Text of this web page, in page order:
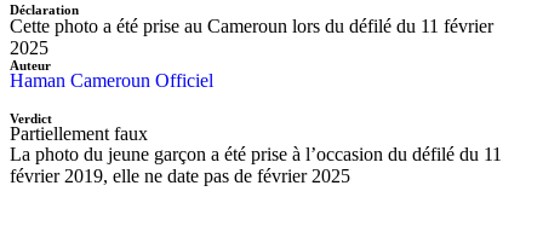
Déclaration
Cette photo a été prise au Cameroun lors du défilé du 11 février
2025
Auteur
Haman Cameroun Officiel
Verdict
Partiellement faux
La photo du jeune garçon a été prise à l’occasion du défilé du 11
février 2019, elle ne date pas de février 2025